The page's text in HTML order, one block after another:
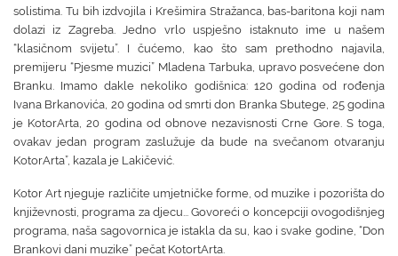
solistima. Tu bih izdvojila i Krešimira Stražanca, bas-baritona koji nam
dolazi iz Zagreba. Jedno vrlo uspješno istaknuto ime u našem
“klasičnom svijetu”. I čućemo, kao što sam prethodno najavila,
premijeru “Pjesme muzici” Mladena Tarbuka, upravo posvećene don
Branku. Imamo dakle nekoliko godišnica: 120 godina od rođenja
Ivana Brkanovića, 20 godina od smrti don Branka Sbutege, 25 godina
je KotorArta, 20 godina od obnove nezavisnosti Crne Gore. S toga,
ovakav jedan program zaslužuje da bude na svečanom otvaranju
KotorArta”, kazala je Lakičević.
Kotor Art njeguje različite umjetničke forme, od muzike i pozorišta do
književnosti, programa za djecu... Govoreći o koncepciji ovogodišnjeg
programa, naša sagovornica je istakla da su, kao i svake godine, “Don
Brankovi dani muzike” pečat KotortArta.